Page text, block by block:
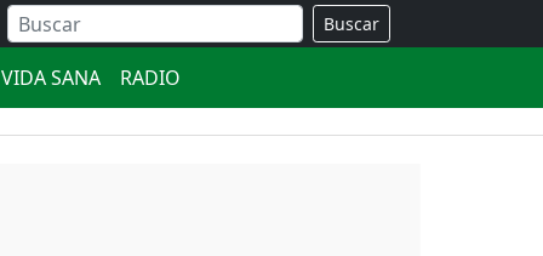
Buscar
VIDA SANA RADIO